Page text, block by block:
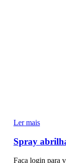
Ler mais
Spray
Faça login para